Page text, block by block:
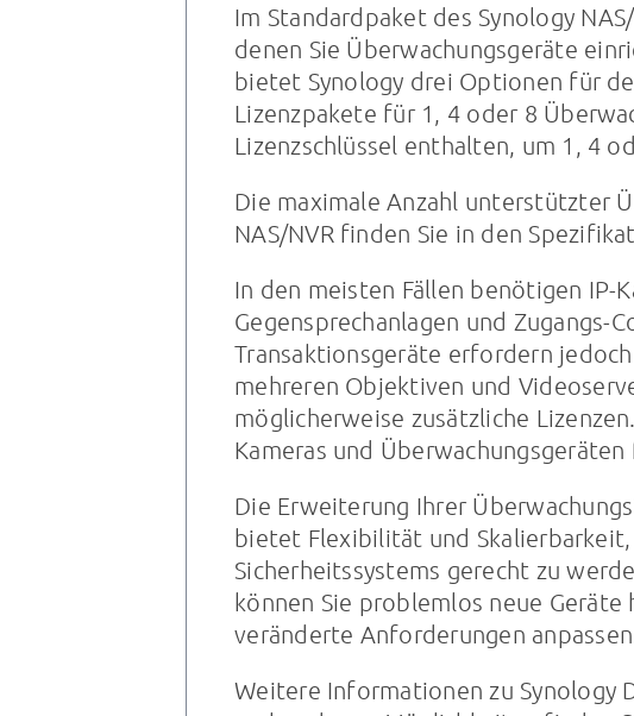
Im Standardpaket des Synology
denen Sie Überwachungsgeräte
bietet Synology drei Optionen für
Lizenzpakete für 1, 4 oder 8
Lizenzschlüssel enthalten, um 1, 4
Die maximale Anzahl unterstützter
NAS/NVR finden Sie in den
In den meisten Fällen benötigen IP-
Gegensprechanlagen und Zugangs-
Transaktionsgeräte erfordern
mehreren Objektiven und
möglicherweise zusätzliche
Kameras und
Die Erweiterung Ihrer
bietet Flexibilität und
Sicherheitssystems gerecht zu
können Sie problemlos neue
veränderte Anforderungen anpassen.
Weitere Informationen zu Synology